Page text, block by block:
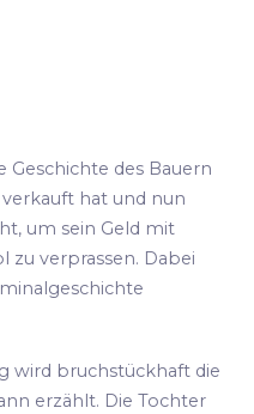
Geschichte des Bauern
verkauft hat und nun
um sein Geld mit
zu verprassen. Dabei
wird bruchstückhaft die
erzählt. Die Tochter